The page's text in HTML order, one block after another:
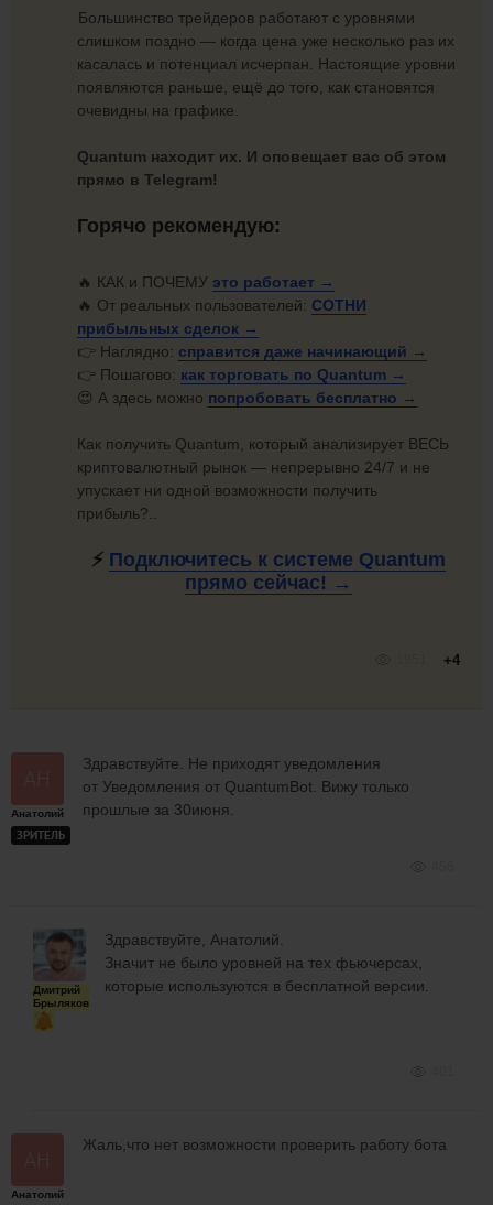
Большинство трейдеров работают с уровнями
слишком поздно — когда цена уже несколько раз их
касалась и потенциал исчерпан. Настоящие уровни
появляются раньше, ещё до того, как становятся
очевидны на графике.
Quantum находит их. И оповещает вас об этом
прямо в Telegram!
Горячо рекомендую:
🔥 КАК и ПОЧЕМУ это работает →
🔥 От реальных пользователей: СОТНИ
прибыльных сделок →
👉 Наглядно: справится даже начинающий →
👉 Пошагово: как торговать по Quantum →
😍 А здесь можно попробовать бесплатно →
Как получить Quantum, который анализирует ВЕСЬ
криптовалютный рынок — непрерывно 24/7 и не
упускает ни одной возможности получить
прибыль?..
⚡ Подключитесь к системе Quantum
прямо сейчас! →
+4
Анатолий
ЗРИТЕЛЬ
Здравствуйте. Не приходят уведомления
от Уведомления от QuantumBot. Вижу только
прошлые за 30июня.
Дмитрий
Брыляков
Здравствуйте, Анатолий.
Значит не было уровней на тех фьючерсах,
которые используются в бесплатной версии.
Анатолий
Жаль,что нет возможности проверить работу бота